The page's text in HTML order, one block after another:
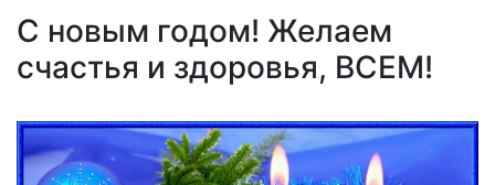
C новым годом! Желаем
счастья и здоровья, ВСЕМ!